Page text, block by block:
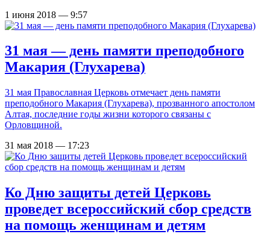
1 июня 2018 — 9:57
31 мая — день памяти преподобного
Макария (Глухарева)
31 мая Православная Церковь отмечает день памяти
преподобного Макария (Глухарева), прозванного апостолом
Алтая, последние годы жизни которого связаны с
Орловщиной.
31 мая 2018 — 17:23
Ко Дню защиты детей Церковь
проведет всероссийский сбор средств
на помощь женщинам и детям